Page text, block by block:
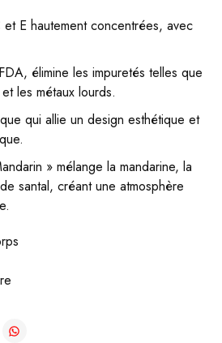
et E hautement concentrées, avec
élimine les impuretés telles que
les métaux lourds.
qui allie un design esthétique et
» mélange la mandarine, la
santal, créant une atmosphère